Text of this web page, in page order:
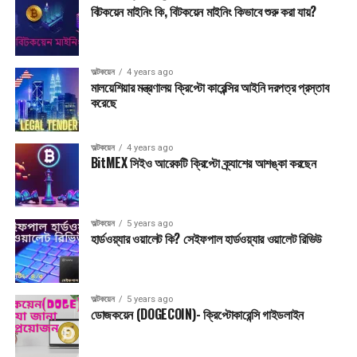
বিটকয়েন মাইনিং কি, বিটকয়েন মাইনিং কিভাবে শুরু করা যায়?
অল্টকয়েন 4 years ago
মালয়েশিয়ার মন্ত্রণালয় ক্রিপ্টো কারেন্সির আইনি দরপত্র প্রস্তাব
করেছে
অল্টকয়েন 4 years ago
BitMEX সিইও আরেকটি ক্রিপ্টো ক্র্যাশের আশঙ্কা করছেন
অল্টকয়েন 5 years ago
হার্ডওয়্যার ওয়ালেট কি? সেইফপাল হার্ডওয়্যার ওয়ালেট রিভিউ
অল্টকয়েন 5 years ago
ডোজকয়েন (DOGECOIN)- ক্রিপ্টোকারেন্সি গাইডলাইন